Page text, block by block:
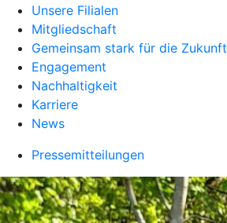
Unsere Filialen
Mitgliedschaft
Gemeinsam stark für die Zukunft
Engagement
Nachhaltigkeit
Karriere
News
Pressemitteilungen